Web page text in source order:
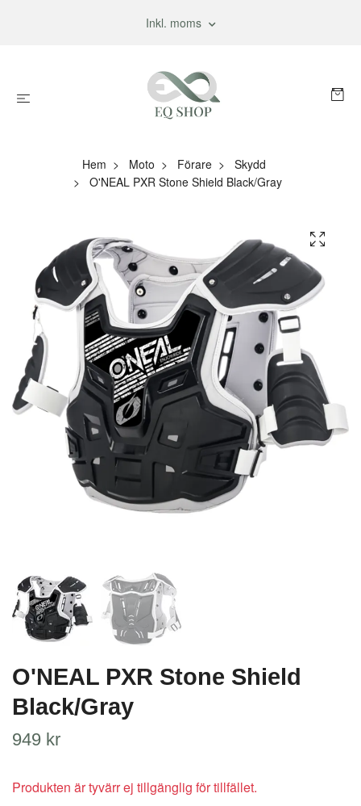
Inkl. moms
Hem Moto Förare
Skydd
O'NEAL PXR Stone Shield Black/Gray
O'NEAL PXR Stone Shield
Black/Gray
949 kr
Produkten är tyvärr ej tillgänglig för tillfället.